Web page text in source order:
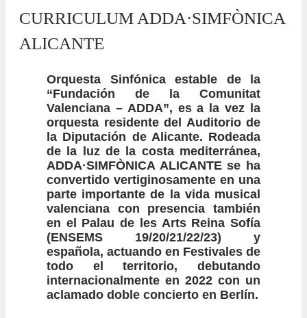
CURRICULUM ADDA·SIMFÒNICA
ALICANTE
Orquesta Sinfónica estable de la
“Fundación de la Comunitat
Valenciana – ADDA”, es a la vez la
orquesta residente del Auditorio de
la Diputación de Alicante. Rodeada
de la luz de la costa mediterránea,
ADDA·SIMFÒNICA ALICANTE se ha
convertido vertiginosamente en una
parte importante de la vida musical
valenciana con presencia también
en el Palau de les Arts Reina Sofía
(ENSEMS 19/20/21/22/23) y
española, actuando en Festivales de
todo el territorio, debutando
internacionalmente en 2022 con un
aclamado doble concierto en Berlín.